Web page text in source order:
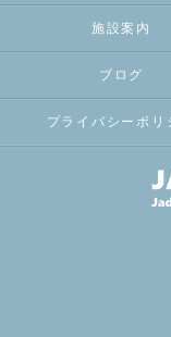
施設案内
ブログ
プライバシーポリ